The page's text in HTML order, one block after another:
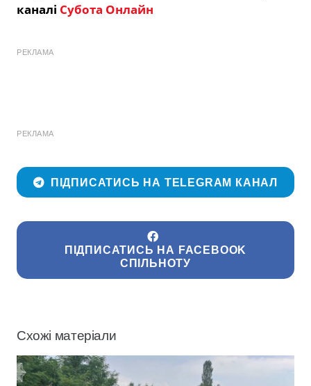
каналі Субота Онлайн
РЕКЛАМА
РЕКЛАМА
ПІДПИСАТИСЬ НА TELEGRAM КАНАЛ
ПІДПИСАТИСЬ НА FACEBOOK
СПІЛЬНОТУ
Схожі матеріали